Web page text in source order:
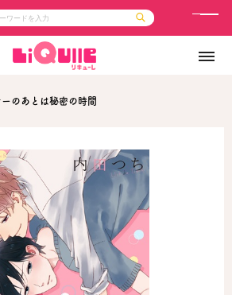
ライトノベル
ノベルスf
ロサージュノベルス
ルディングス
お問い合わせはこちら
オーバーラップ文庫
オーバーラップノベルス
メ
ーのあとは秘密の時間